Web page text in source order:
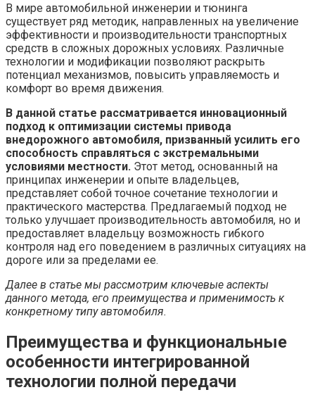
В мире автомобильной инженерии и тюнинга
существует ряд методик, направленных на увеличение
эффективности и производительности транспортных
средств в сложных дорожных условиях. Различные
технологии и модификации позволяют раскрыть
потенциал механизмов, повысить управляемость и
комфорт во время движения.
В данной статье рассматривается инновационный
подход к оптимизации системы привода
внедорожного автомобиля, призванный усилить его
способность справляться с экстремальными
условиями местности. Этот метод, основанный на
принципах инженерии и опыте владельцев,
представляет собой точное сочетание технологии и
практического мастерства. Предлагаемый подход не
только улучшает производительность автомобиля, но и
предоставляет владельцу возможность гибкого
контроля над его поведением в различных ситуациях на
дороге или за пределами ее.
Далее в статье мы рассмотрим ключевые аспекты
данного метода, его преимущества и применимость к
конкретному типу автомобиля.
Преимущества и функциональные
особенности интегрированной
технологии полной передачи